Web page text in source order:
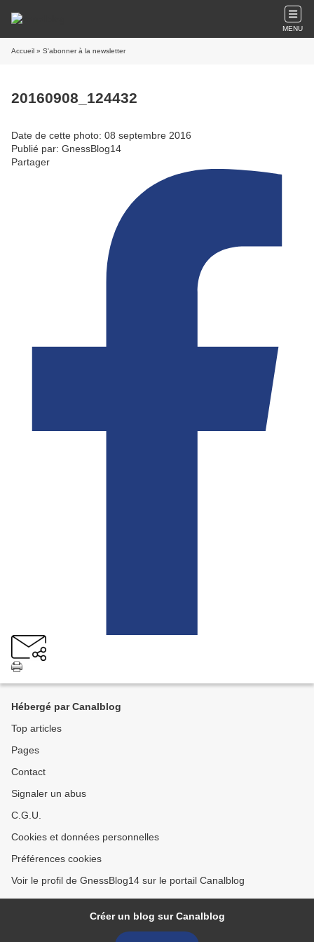
MENU
Accueil » S'abonner à la newsletter
20160908_124432
Date de cette photo: 08 septembre 2016
Publié par: GnessBlog14
Partager
Hébergé par Canalblog
Top articles
Pages
Contact
Signaler un abus
C.G.U.
Cookies et données personnelles
Préférences cookies
Voir le profil de GnessBlog14 sur le portail Canalblog
Créer un blog sur Canalblog